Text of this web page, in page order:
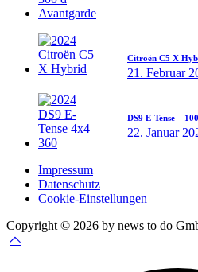
Citroën C5 X
21. Februar
DS9 E-Tense –
22. Januar
Impressum
Datenschutz
Cookie-Einstellungen
Copyright © 2026 by news to do